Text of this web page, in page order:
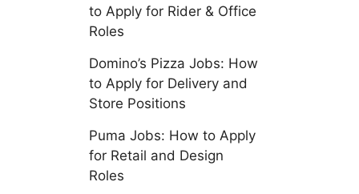
to Apply for Rider & Office
Roles
Domino’s Pizza Jobs: How
to Apply for Delivery and
Store Positions
Puma Jobs: How to Apply
for Retail and Design
Roles